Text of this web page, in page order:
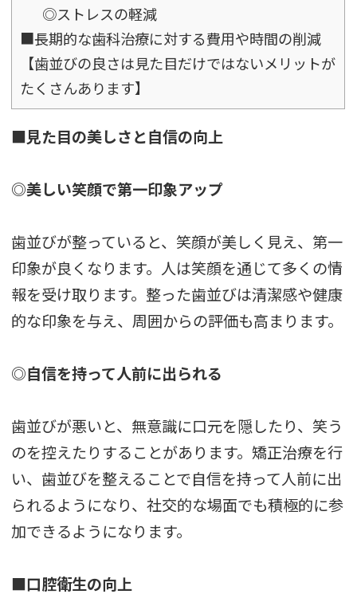
◎ストレスの軽減
■長期的な歯科治療に対する費用や時間の削減
【歯並びの良さは見た目だけではないメリットが
たくさんあります】
■見た目の美しさと自信の向上
◎美しい笑顔で第一印象アップ
歯並びが整っていると、笑顔が美しく見え、第一
印象が良くなります。人は笑顔を通じて多くの情
報を受け取ります。整った歯並びは清潔感や健康
的な印象を与え、周囲からの評価も高まります。
◎自信を持って人前に出られる
歯並びが悪いと、無意識に口元を隠したり、笑う
のを控えたりすることがあります。矯正治療を行
い、歯並びを整えることで自信を持って人前に出
られるようになり、社交的な場面でも積極的に参
加できるようになります。
■口腔衛生の向上